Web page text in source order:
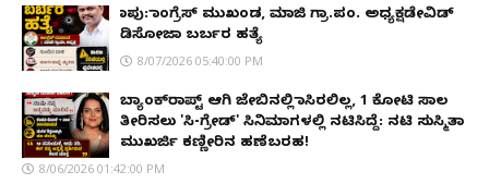
ಕಾಪು: ಕಾಂಗ್ರೆಸ್ ಮುಖಂಡ, ಮಾಜಿ ಗ್ರಾ.ಪಂ. ಅಧ್ಯಕ್ಷಡೇವಿಡ್
ಡಿಸೋಜಾ ಬರ್ಬರ ಹತ್ಯೆ
8/07/2026 05:40:00 PM
ಬ್ಯಾಂಕ್‌ರಾಪ್ಟ್‌ ಆಗಿ ಜೇಬಿನಲ್ಲಿ ಕಾಸಿರಲಿಲ್ಲ, ₹1 ಕೋಟಿ ಸಾಲ
ತೀರಿಸಲು 'ಸಿ-ಗ್ರೇಡ್' ಸಿನಿಮಾಗಳಲ್ಲಿ ನಟಿಸಿದ್ದೆ: ನಟಿ ಸುಸ್ಮಿತಾ
ಮುಖರ್ಜಿ ಕಣ್ಣೀರಿನ ಹಣೆಬರಹ!
8/06/2026 01:42:00 PM